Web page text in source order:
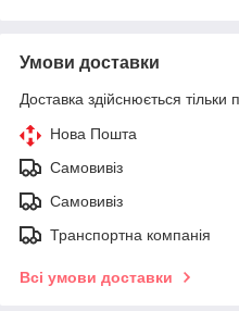
Умови доставки
Доставка здійснюється тільки
Нова Пошта
Самовивіз
Самовивіз
Транспортна компанія
Всі умови доставки